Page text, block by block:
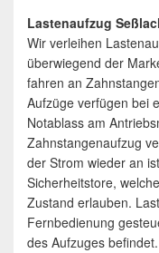
Lastenaufzug
Wir verleihen
überwiegend der
fahren an
Aufzüge verfügen bei
Notablass am
Zahnstangenaufzug
der Strom wieder an
Sicherheitstore,
Zustand erlauben.
Fernbedienung
des Aufzuges befindet.